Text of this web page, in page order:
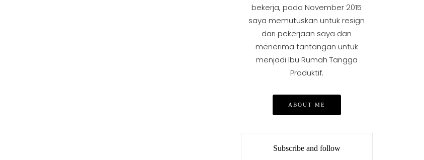
bekerja, pada November 2015
saya memutuskan untuk resign
dari pekerjaan saya dan
menerima tantangan untuk
menjadi Ibu Rumah Tangga
Produktif.
ABOUT ME
Subscribe and follow